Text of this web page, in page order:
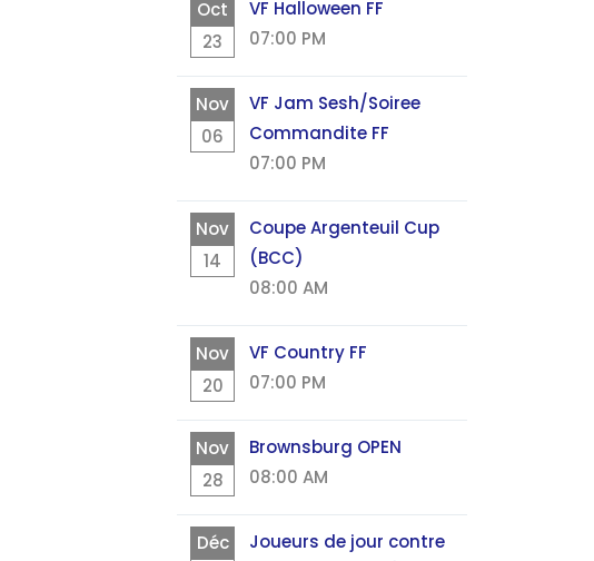
Oct
23
VF Halloween FF
07:00 PM
Nov
06
VF Jam Sesh/Soiree
Commandite FF
07:00 PM
Nov
14
Coupe Argenteuil Cup
(BCC)
08:00 AM
Nov
20
VF Country FF
07:00 PM
Nov
28
Brownsburg OPEN
08:00 AM
Déc
Joueurs de jour contre